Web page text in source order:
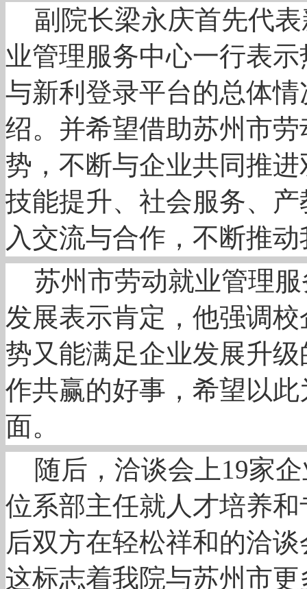
副院长梁永庆首先代
业管理服务中心一行表
与新利登录平台的总体
绍。并希望借助苏州市
势，不断与企业共同推
技能提升、社会服务、
入交流与合作，不断推
苏州市劳动就业管理
发展表示肯定，他强调
势又能满足企业发展升
作共赢的好事，希望以
面。
随后，洽谈会上19家
位系部主任就人才培养
后双方在轻松祥和的洽
这标志着我院与苏州市